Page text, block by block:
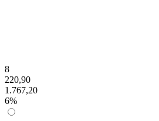
8
220,90
1.767,20
6%